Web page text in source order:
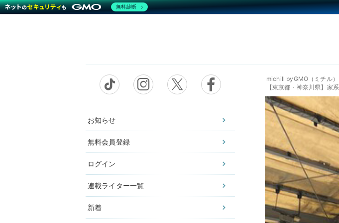
お知らせ
無料会員登録
ログイン
連載ライター一覧
新着
michill byGMO（ミチル）
【東京都・神奈川県】家
無料診断